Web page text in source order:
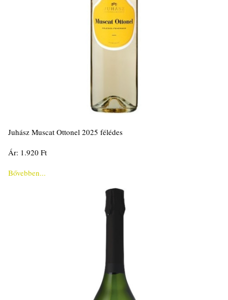
Juhász Muscat Ottonel 2025 félédes
Ár: 1.920 Ft
Bővebben...